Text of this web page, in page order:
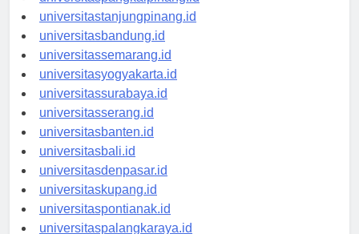
universitaspangkalpinang.id
universitastanjungpinang.id
universitasbandung.id
universitassemarang.id
universitasyogyakarta.id
universitassurabaya.id
universitasserang.id
universitasbanten.id
universitasbali.id
universitasdenpasar.id
universitaskupang.id
universitaspontianak.id